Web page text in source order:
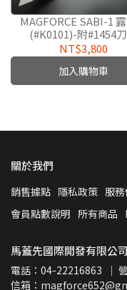
MAGFORCE SABI-1
(#K0101)-附#1454
NT$3,800
加入購物車
關於我們
銷售據點 隱私政策 服
會員點數說明 所有商品
馬蓋先國際開發有限公司
電話：04-22216863  ｜
信箱：